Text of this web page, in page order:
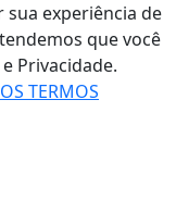
sua experiência de
que você
Privacidade.
TERMOS